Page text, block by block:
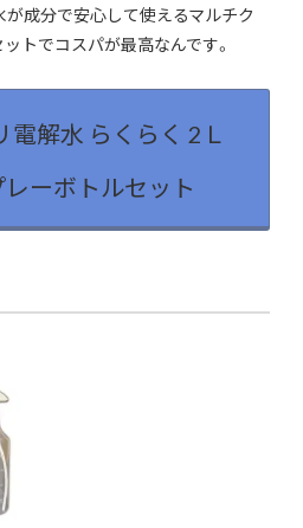
が成分で安心して使えるマルチク
トでコスパが最高なんです。
電解水 らくらく 2Ｌ
レーボトルセット